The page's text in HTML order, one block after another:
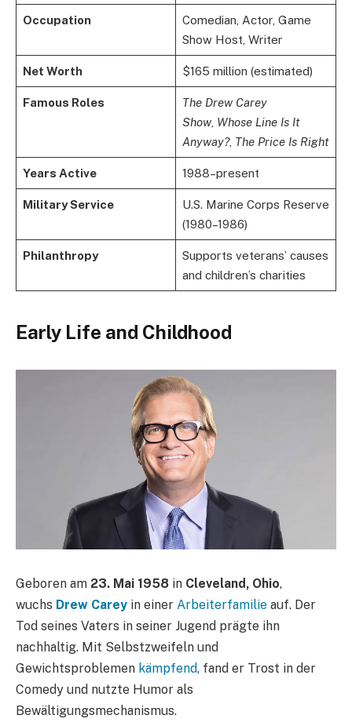
Occupation
Comedian, Actor, Game
Show Host, Writer
Net Worth $165 million (estimated)
Famous Roles
The Drew Carey
Show, Whose Line Is It
Anyway?, The Price Is Right
Years Active 1988–present
Military Service
U.S. Marine Corps Reserve
(1980–1986)
Philanthropy
Supports veterans’ causes
and children’s charities
Early Life and Childhood
Geboren am 23. Mai 1958 in Cleveland, Ohio,
wuchs Drew Carey in einer Arbeiterfamilie auf. Der
Tod seines Vaters in seiner Jugend prägte ihn
nachhaltig. Mit Selbstzweifeln und
Gewichtsproblemen kämpfend, fand er Trost in der
Comedy und nutzte Humor als
Bewältigungsmechanismus.